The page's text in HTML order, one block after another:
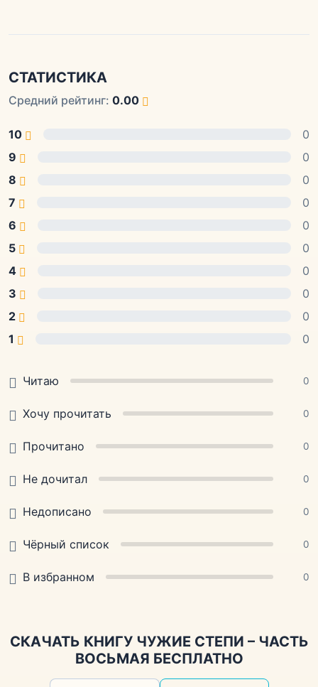
СТАТИСТИКА
Средний рейтинг: 0.00
10
0
9
0
8
0
7
0
6
0
5
0
4
0
3
0
2
0
1
0
Читаю 0
Хочу прочитать 0
Прочитано 0
Не дочитал 0
Недописано 0
Чёрный список 0
В избранном 0
СКАЧАТЬ КНИГУ ЧУЖИЕ СТЕПИ – ЧАСТЬ
ВОСЬМАЯ БЕСПЛАТНО